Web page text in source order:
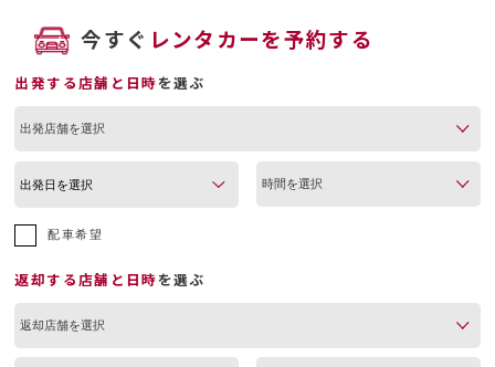
今すぐ レンタカーを予約する
出発する店舗と日時を選ぶ
配車希望
返却する店舗と日時を選ぶ